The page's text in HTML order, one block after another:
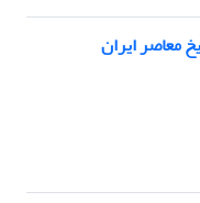
معاصر ایران